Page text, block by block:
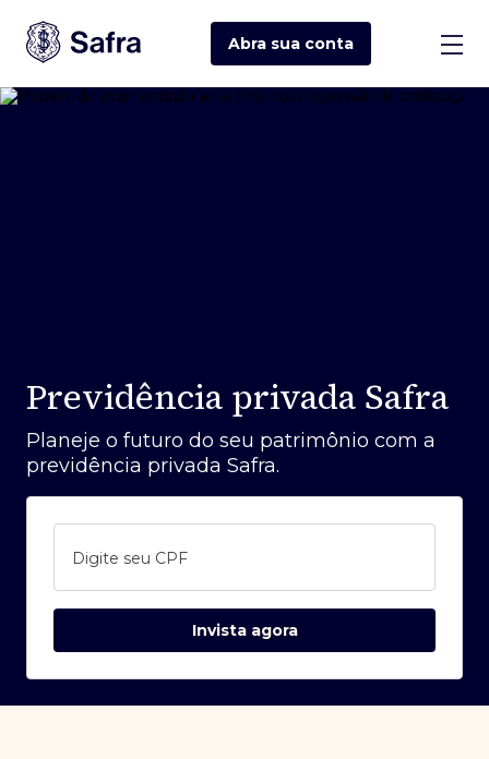
Abra sua conta
Previdência privada Safra
Planeje o futuro do seu patrimônio com a
previdência privada Safra.
Digite seu CPF
Invista agora